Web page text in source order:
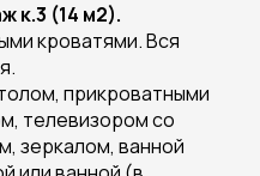
к.3 (14 м2).
кроватями. Вся
прикроватными
телевизором со
зеркалом, ванной